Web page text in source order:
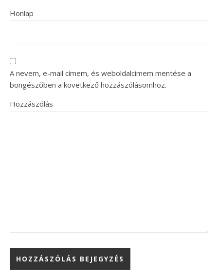
Honlap
A nevem, e-mail címem, és weboldalcímem mentése a
böngészőben a következő hozzászólásomhoz.
Hozzászólás